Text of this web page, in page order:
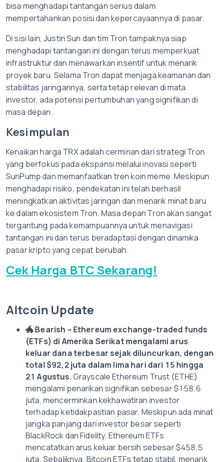
bisa menghadapi tantangan serius dalam
mempertahankan posisi dan kepercayaannya di pasar.
Di sisi lain, Justin Sun dan tim Tron tampaknya siap
menghadapi tantangan ini dengan terus memperkuat
infrastruktur dan menawarkan insentif untuk menarik
proyek baru. Selama Tron dapat menjaga keamanan dan
stabilitas jaringannya, serta tetap relevan di mata
investor, ada potensi pertumbuhan yang signifikan di
masa depan.
Kesimpulan
Kenaikan harga TRX adalah cerminan dari strategi Tron
yang berfokus pada ekspansi melalui inovasi seperti
SunPump dan memanfaatkan tren koin meme. Meskipun
menghadapi risiko, pendekatan ini telah berhasil
meningkatkan aktivitas jaringan dan menarik minat baru
ke dalam ekosistem Tron. Masa depan Tron akan sangat
tergantung pada kemampuannya untuk menavigasi
tantangan ini dan terus beradaptasi dengan dinamika
pasar kripto yang cepat berubah.
Cek Harga BTC Sekarang!
Altcoin Update
🐲Bearish – Ethereum exchange-traded funds
(ETFs) di Amerika Serikat mengalami arus
keluar dana terbesar sejak diluncurkan, dengan
total $92,2 juta dalam lima hari dari 15 hingga
21 Agustus.Grayscale Ethereum Trust (ETHE)
mengalami penarikan signifikan sebesar $158,6
juta, mencerminkan kekhawatiran investor
terhadap ketidakpastian pasar. Meskipun ada minat
jangka panjang dari investor besar seperti
BlackRock dan Fidelity, Ethereum ETFs
mencatatkan arus keluar bersih sebesar $458,5
juta. Sebaliknya, Bitcoin ETFs tetap stabil, menarik